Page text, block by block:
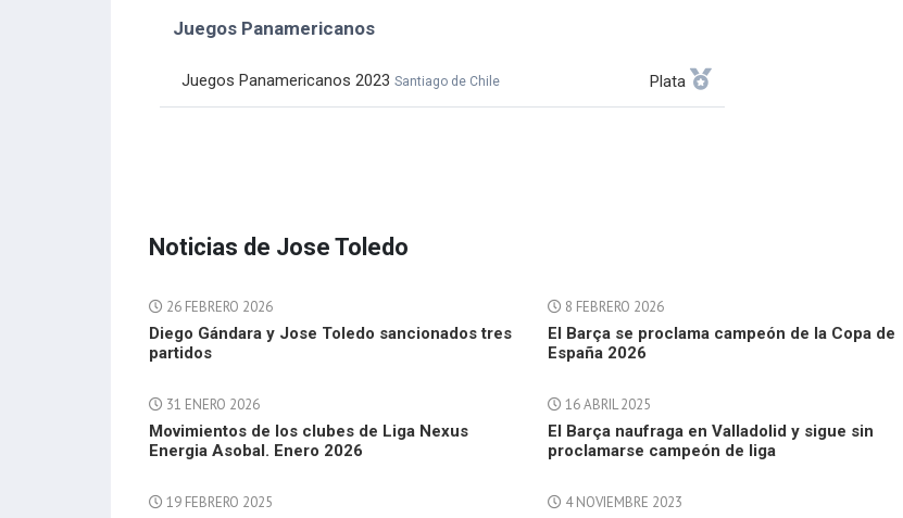
Juegos Panamericanos
Juegos Panamericanos 2023 Santiago de Chile Plata
Noticias de Jose Toledo
26 FEBRERO 2026
Diego Gándara y Jose Toledo sancionados tres
partidos
8 FEBRERO 2026
El Barça se proclama campeón de la Copa de
España 2026
31 ENERO 2026
Movimientos de los clubes de Liga Nexus
Energia Asobal. Enero 2026
16 ABRIL 2025
El Barça naufraga en Valladolid y sigue sin
proclamarse campeón de liga
19 FEBRERO 2025 4 NOVIEMBRE 2023